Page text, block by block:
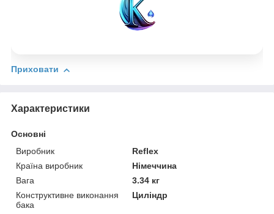
Приховати
Характеристики
Основні
Виробник
Reflex
Країна виробник
Німеччина
Вага
3.34 кг
Конструктивне виконання
бака
Циліндр